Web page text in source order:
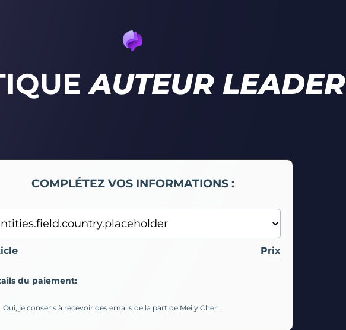
AUTEUR LEADER
COMPLÉTEZ VOS INFORMATIONS :
Prix
du paiement:
Oui, je consens à recevoir des emails de la part de Meily Chen.